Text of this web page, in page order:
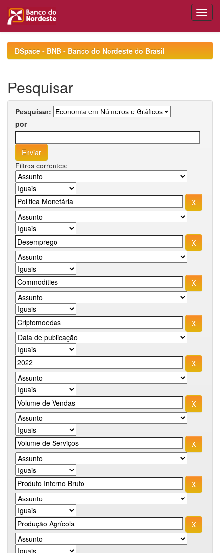
navigationDSpace - BNB - Banco do Nordeste do Brasil
Pesquisar
Pesquisar:
por
Filtros correntes: